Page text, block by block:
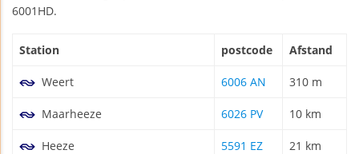
6001HD.
Station postcode Afstand
Weert 6006 AN 310 m
Maarheeze 6026 PV 10 km
Heeze 5591 EZ 21 km